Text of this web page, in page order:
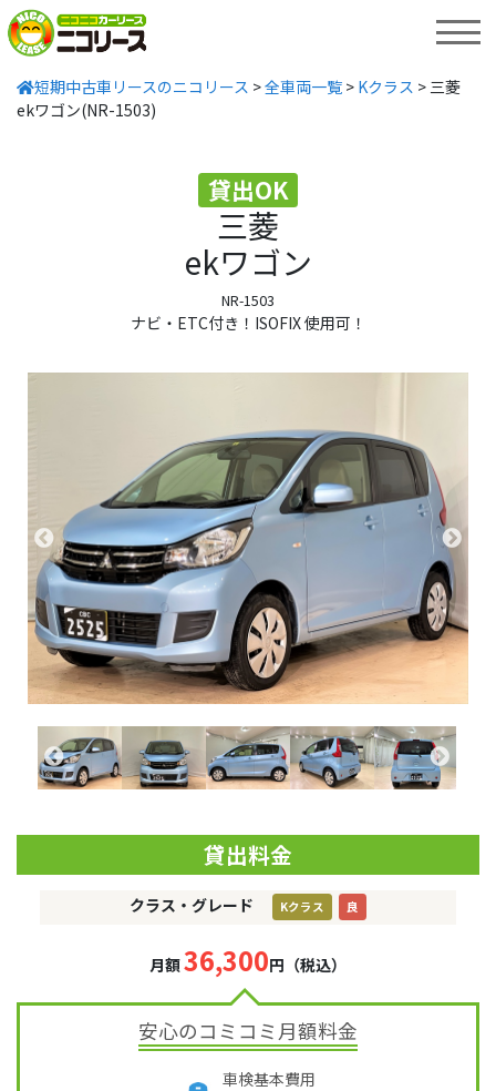
短期中古車リースのニコリース >全車両一覧 > Kクラス > 三菱
ekワゴン(NR-1503)
貸出OK
三菱
ekワゴン
NR-1503
ナビ・ETC付き！ISOFIX 使用可！
貸出料金
クラス・グレード Kクラス 良
月額36,300円（税込）
安心のコミコミ月額料金
車検基本費用